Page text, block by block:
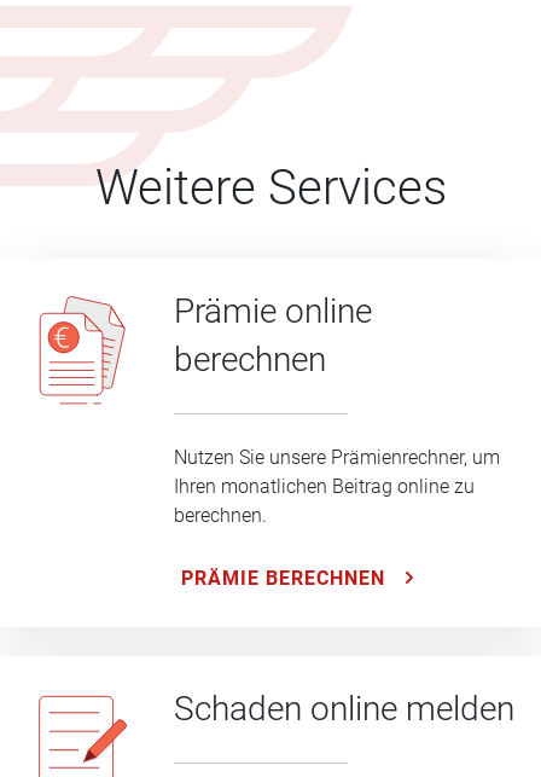
Weitere Services
Prämie online
berechnen
Nutzen Sie unsere Prämienrechner, um
Ihren monatlichen Beitrag online zu
berechnen.
PRÄMIE BERECHNEN
Schaden online melden